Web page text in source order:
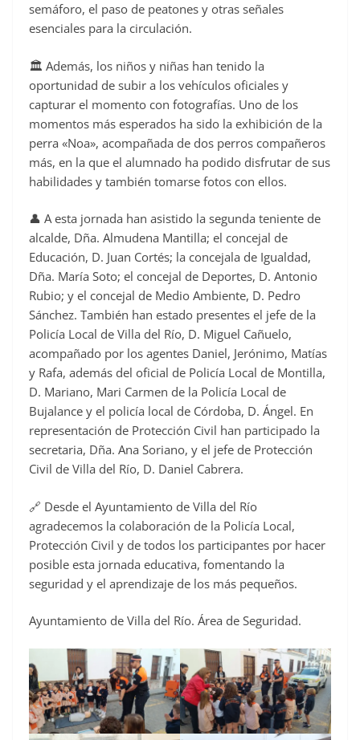
k
semáforo, el paso de peatones y otras señales
esenciales para la circulación.
🏛️ Además, los niños y niñas han tenido la
oportunidad de subir a los vehículos oficiales y
capturar el momento con fotografías. Uno de los
momentos más esperados ha sido la exhibición de la
perra «Noa», acompañada de dos perros compañeros
más, en la que el alumnado ha podido disfrutar de sus
habilidades y también tomarse fotos con ellos.
👤 A esta jornada han asistido la segunda teniente de
alcalde, Dña. Almudena Mantilla; el concejal de
Educación, D. Juan Cortés; la concejala de Igualdad,
Dña. María Soto; el concejal de Deportes, D. Antonio
Rubio; y el concejal de Medio Ambiente, D. Pedro
Sánchez. También han estado presentes el jefe de la
Policía Local de Villa del Río, D. Miguel Cañuelo,
acompañado por los agentes Daniel, Jerónimo, Matías
y Rafa, además del oficial de Policía Local de Montilla,
D. Mariano, Mari Carmen de la Policía Local de
Bujalance y el policía local de Córdoba, D. Ángel. En
representación de Protección Civil han participado la
secretaria, Dña. Ana Soriano, y el jefe de Protección
Civil de Villa del Río, D. Daniel Cabrera.
🔗 Desde el Ayuntamiento de Villa del Río
agradecemos la colaboración de la Policía Local,
Protección Civil y de todos los participantes por hacer
posible esta jornada educativa, fomentando la
seguridad y el aprendizaje de los más pequeños.
Ayuntamiento de Villa del Río. Área de Seguridad.